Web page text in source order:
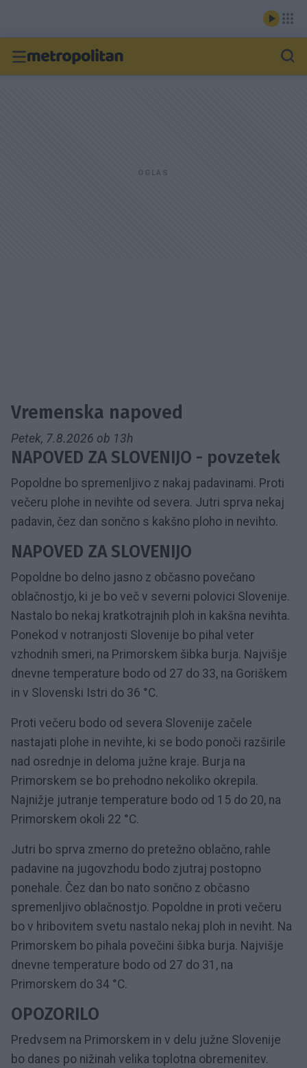
Vremenska napoved
Petek, 7.8.2026 ob 13h
NAPOVED ZA SLOVENIJO - povzetek
Popoldne bo spremenljivo z nakaj padavinami. Proti
večeru plohe in nevihte od severa. Jutri sprva nekaj
padavin, čez dan sončno s kakšno ploho in nevihto.
NAPOVED ZA SLOVENIJO
Popoldne bo delno jasno z občasno povečano
oblačnostjo, ki je bo več v severni polovici Slovenije.
Nastalo bo nekaj kratkotrajnih ploh in kakšna nevihta.
Ponekod v notranjosti Slovenije bo pihal veter
vzhodnih smeri, na Primorskem šibka burja. Najvišje
dnevne temperature bodo od 27 do 33, na Goriškem
in v Slovenski Istri do 36 °C.
Proti večeru bodo od severa Slovenije začele
nastajati plohe in nevihte, ki se bodo ponoči razširile
nad osrednje in deloma južne kraje. Burja na
Primorskem se bo prehodno nekoliko okrepila.
Najnižje jutranje temperature bodo od 15 do 20, na
Primorskem okoli 22 °C.
Jutri bo sprva zmerno do pretežno oblačno, rahle
padavine na jugovzhodu bodo zjutraj postopno
ponehale. Čez dan bo nato sončno z občasno
spremenljivo oblačnostjo. Popoldne in proti večeru
bo v hribovitem svetu nastalo nekaj ploh in neviht. Na
Primorskem bo pihala povečini šibka burja. Najvišje
dnevne temperature bodo od 27 do 31, na
Primorskem do 34 °C.
OPOZORILO
Predvsem na Primorskem in v delu južne Slovenije
bo danes po nižinah velika toplotna obremenitev.